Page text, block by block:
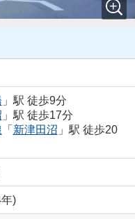
」駅 徒歩9分
」駅 徒歩17分
「 新津田沼 」駅 徒歩20
)